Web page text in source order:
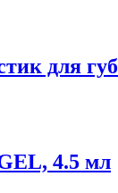
для губ
4.5 мл